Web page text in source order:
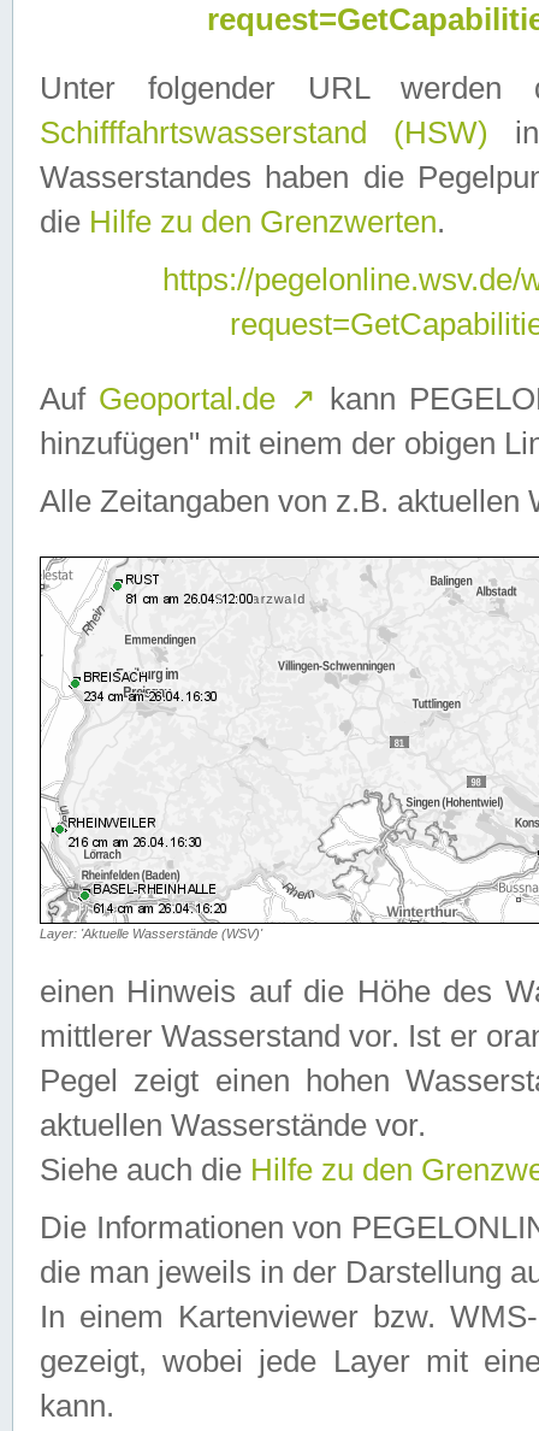
Unter folgender URL
Schifffahrtswasserstand (HSW)
Wasserstandes haben die
die Hilfe zu den Grenzwerten.
https://
Auf Geoportal.de ↗ kann
hinzufügen" mit einem der obigen
Alle Zeitangaben von z.B. aktuellen
Layer: 'Aktuelle Wasserstände (WSV)'
einen Hinweis auf die Höhe des
mittlerer Wasserstand vor. Ist er
Pegel zeigt einen hohen
aktuellen Wasserstände vor.
Siehe auch die Hilfe zu den
Die Informationen von
die man jeweils in der Darstellung
In einem Kartenviewer bzw.
gezeigt, wobei jede Layer mit
kann.